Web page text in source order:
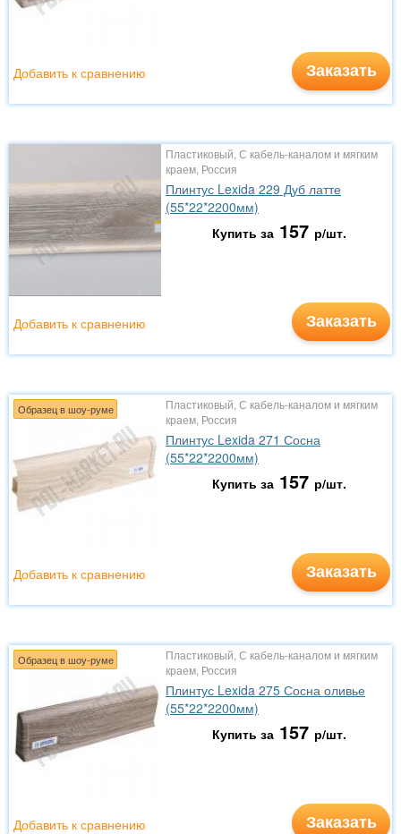
Заказать
Добавить к сравнению
Пластиковый, С кабель-каналом и мягким
краем, Россия
Плинтус Lexida 229 Дуб латте
(55*22*2200мм)
Купить за 157 р/шт.
Заказать
Добавить к сравнению
Образец в шоу-руме
Пластиковый, С кабель-каналом и мягким
краем, Россия
Плинтус Lexida 271 Сосна
(55*22*2200мм)
Купить за 157 р/шт.
Заказать
Добавить к сравнению
Образец в шоу-руме
Пластиковый, С кабель-каналом и мягким
краем, Россия
Плинтус Lexida 275 Сосна оливье
(55*22*2200мм)
Купить за 157 р/шт.
Заказать
Добавить к сравнению